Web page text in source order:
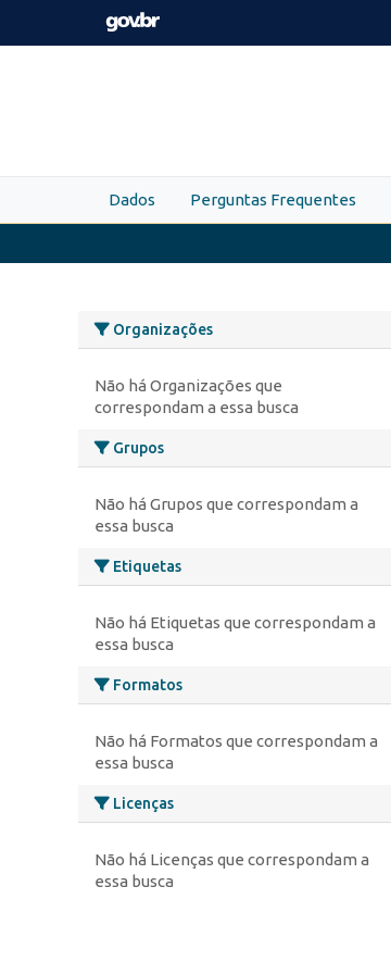
Skip to main content
Dados Perguntas Frequentes
Organizações
Não há Organizações que
correspondam a essa busca
Grupos
Não há Grupos que correspondam a
essa busca
Etiquetas
Não há Etiquetas que correspondam a
essa busca
Formatos
Não há Formatos que correspondam a
essa busca
Licenças
Não há Licenças que correspondam a
essa busca